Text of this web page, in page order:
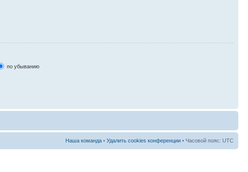
по убыванию
Наша команда • Удалить cookies конференции • Часовой пояс: UTC